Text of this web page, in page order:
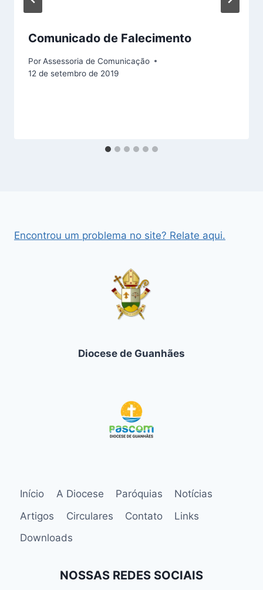
Comunicado de Falecimento
PorAssessoria de Comunicação
12 de setembro de 2019
Encontrou um problema no site? Relate aqui.
Diocese de Guanhães
Início A Diocese Paróquias
Notícias
Artigos
Circulares Contato
Links
Downloads
NOSSAS REDES SOCIAIS